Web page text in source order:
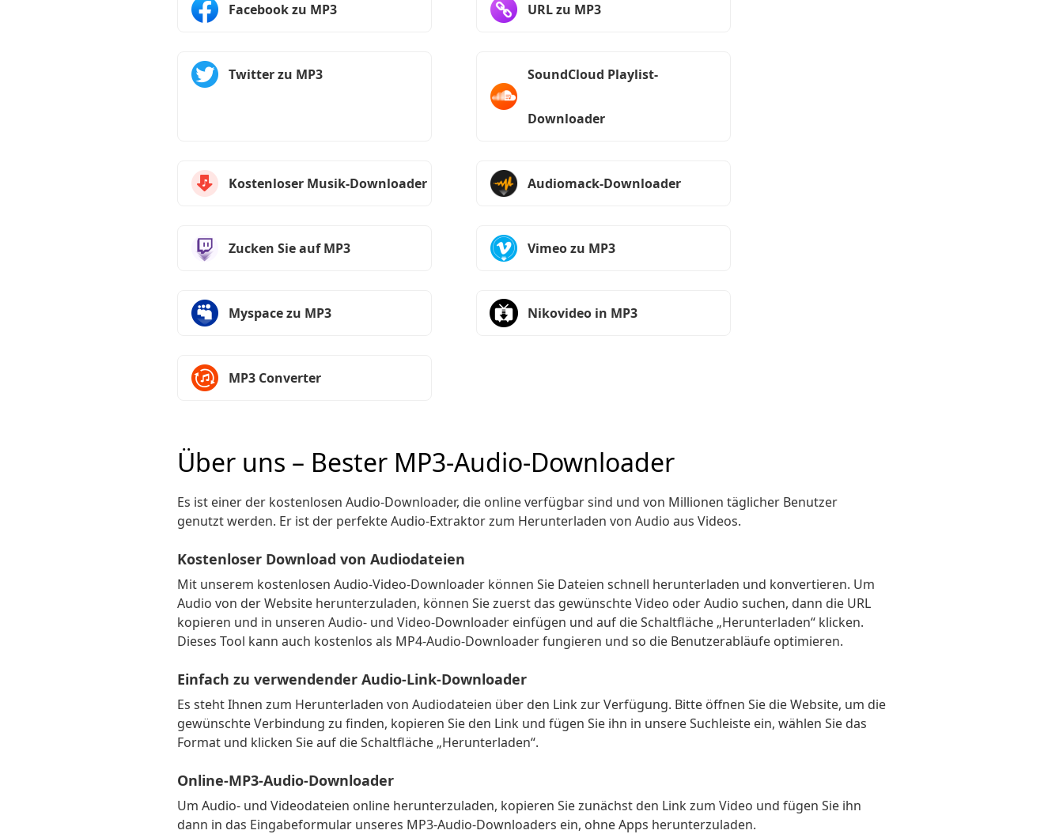
Facebook zu MP3 URL zu MP3
Twitter zu MP3 SoundCloud Playlist-
Downloader
Kostenloser Musik-Downloader Audiomack-Downloader
Zucken Sie auf MP3 Vimeo zu MP3
Myspace zu MP3 Nikovideo in MP3
MP3 Converter
Über uns – Bester MP3-Audio-Downloader
Es ist einer der kostenlosen Audio-Downloader, die online verfügbar sind und von Millionen täglicher Benutzer
genutzt werden. Er ist der perfekte Audio-Extraktor zum Herunterladen von Audio aus Videos.
Kostenloser Download von Audiodateien
Mit unserem kostenlosen Audio-Video-Downloader können Sie Dateien schnell herunterladen und konvertieren. Um
Audio von der Website herunterzuladen, können Sie zuerst das gewünschte Video oder Audio suchen, dann die URL
kopieren und in unseren Audio- und Video-Downloader einfügen und auf die Schaltfläche „Herunterladen“ klicken.
Dieses Tool kann auch kostenlos als MP4-Audio-Downloader fungieren und so die Benutzerabläufe optimieren.
Einfach zu verwendender Audio-Link-Downloader
Es steht Ihnen zum Herunterladen von Audiodateien über den Link zur Verfügung. Bitte öffnen Sie die Website, um die
gewünschte Verbindung zu finden, kopieren Sie den Link und fügen Sie ihn in unsere Suchleiste ein, wählen Sie das
Format und klicken Sie auf die Schaltfläche „Herunterladen“.
Online-MP3-Audio-Downloader
Um Audio- und Videodateien online herunterzuladen, kopieren Sie zunächst den Link zum Video und fügen Sie ihn
dann in das Eingabeformular unseres MP3-Audio-Downloaders ein, ohne Apps herunterzuladen.